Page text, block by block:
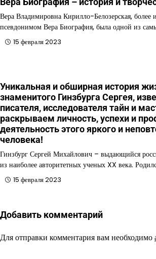
Вера Владимировна Кирилло-Белозерская, более
псевдонимом Вера Биография, была одной из
15 февраля 2023
Уникальная и обширная история
знаменитого Гинзбурга Сергея,
писателя, исследователя тайн и
раскрываем личность, успехи и
деятельность этого яркого и
человека!
Гинзбург Сергей Михайлович – выдающийся
из наиболее авторитетных ученых XX века.
15 февраля 2023
Добавить комментарий
Для отправки комментария вам необходимо